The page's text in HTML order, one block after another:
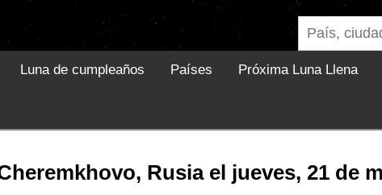
Luna de cumpleaños Países Próxima Luna Llena
Rusia el jueves, 21 de